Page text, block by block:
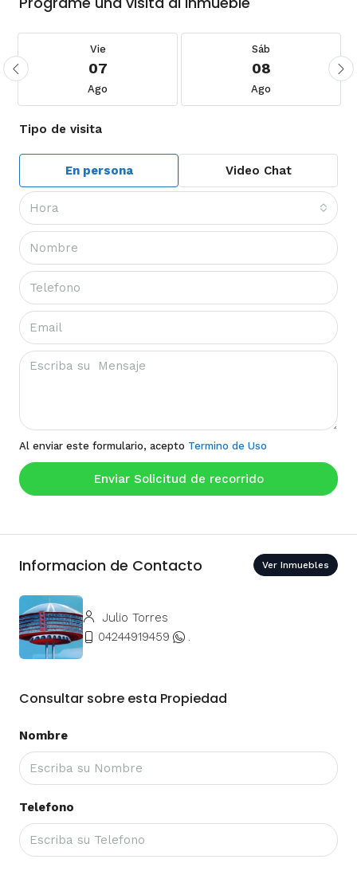
Vie
07
Ago
Sáb
08
Ago
Tipo de visita
En persona Video Chat
Hora
Al enviar este formulario, acepto Termino de Uso
Enviar Solicitud de recorrido
Informacion de Contacto Ver Inmuebles
Julio Torres
04244919459
.
Consultar sobre esta Propiedad
Nombre
Telefono